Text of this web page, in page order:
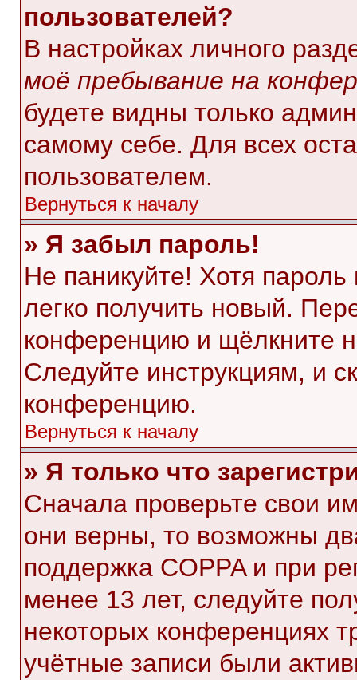
пользователей?
В настройках личного
моё пребывание на
будете видны только
самому себе. Для всех
пользователем.
Вернуться к началу
» Я забыл пароль!
Не паникуйте! Хотя
легко получить новый.
конференцию и щёлкните
Следуйте инструкциям, и
конференцию.
Вернуться к началу
» Я только что
Сначала проверьте свои
они верны, то возможны
поддержка COPPA и при
менее 13 лет, следуйте
некоторых конференциях
учётные записи были